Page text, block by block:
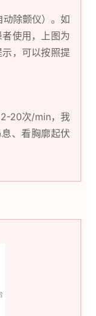
除颤仪）。如
使用，上图为
，可以按照提
20次/min，我
、看胸廓起伏